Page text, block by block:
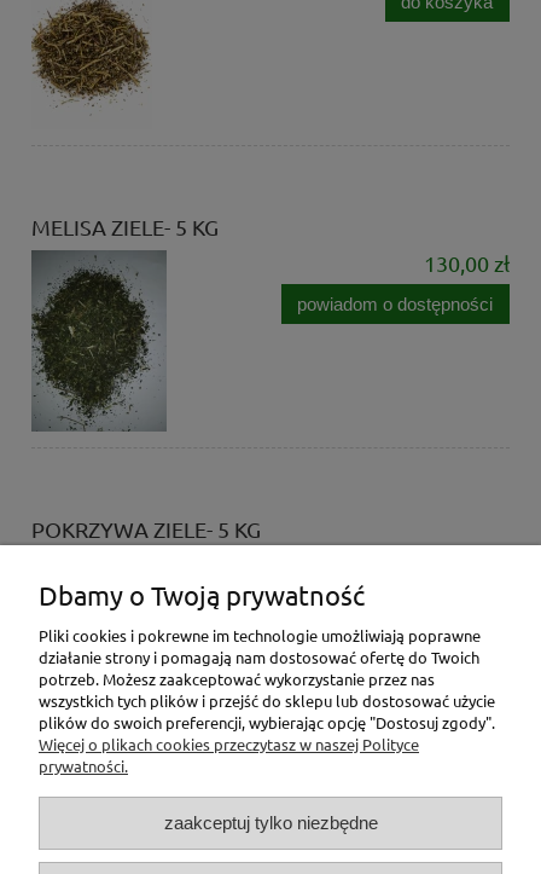
MELISA ZIELE- 5 KG
130,00 zł
powiadom o dostępności
POKRZYWA ZIELE- 5 KG
Dbamy o Twoją prywatność
Pliki cookies i pokrewne im technologie umożliwiają poprawne
działanie strony i pomagają nam dostosować ofertę do Twoich
potrzeb. Możesz zaakceptować wykorzystanie przez nas
wszystkich tych plików i przejść do sklepu lub dostosować użycie
plików do swoich preferencji, wybierając opcję "Dostosuj zgody".
Więcej o plikach cookies przeczytasz w naszej Polityce
prywatności.
zaakceptuj tylko niezbędne